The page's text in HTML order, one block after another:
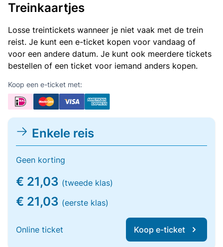
Treinkaartjes
Losse treintickets wanneer je niet vaak met de trein
reist. Je kunt een e-ticket kopen voor vandaag of
voor een andere datum. Je kunt ook meerdere tickets
bestellen of een ticket voor iemand anders kopen.
Koop een e-ticket met:
Enkele reis
Geen korting
€ 21,03 (tweede klas)
€ 21,03 (eerste klas)
Online ticket Koop e-ticket